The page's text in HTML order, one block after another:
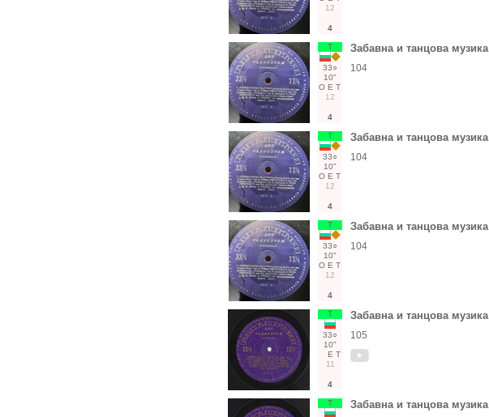
12
4
Т
33○
10"
О Е Т
12
4
Забавна и танцова музика
104
Т
33○
10"
О Е Т
12
4
Забавна и танцова музика
104
Т
33○
10"
О Е Т
12
4
Забавна и танцова музика
104
Т
33○
10"
Е Т
11
4
Забавна и танцова музика
105
Т Забавна и танцова музика